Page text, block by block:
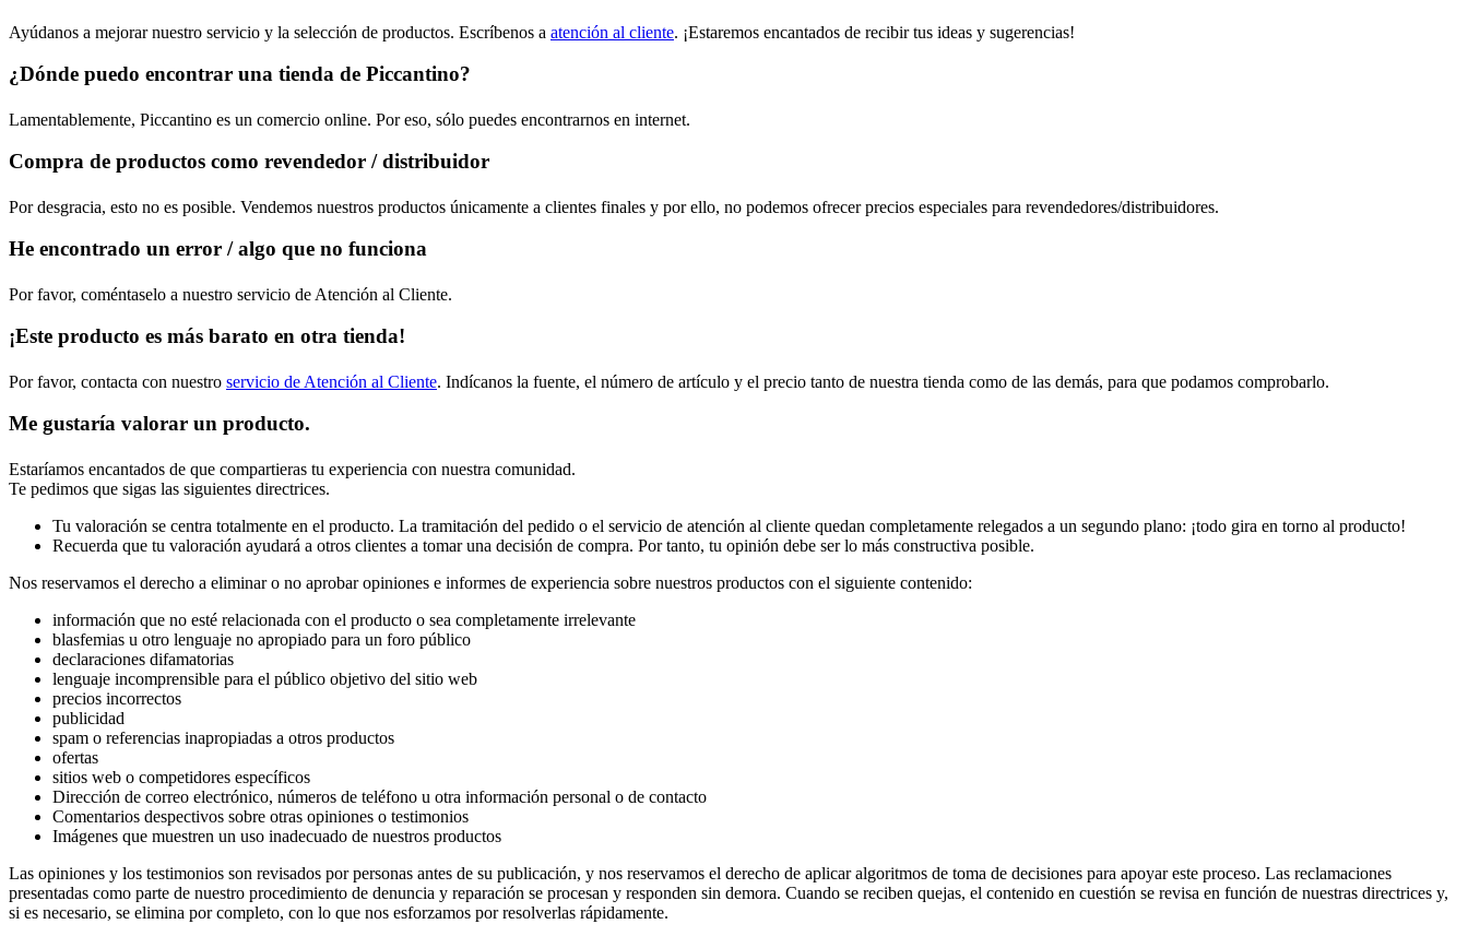
Ayúdanos a mejorar nuestro servicio y la selección de productos. Escríbenos a atención al cliente. ¡Estaremos encantados de recibir tus ideas y sugerencias!
¿Dónde puedo encontrar una tienda de Piccantino?
Lamentablemente, Piccantino es un comercio online. Por eso, sólo puedes encontrarnos en internet.
Compra de productos como revendedor / distribuidor
Por desgracia, esto no es posible. Vendemos nuestros productos únicamente a clientes finales y por ello, no podemos ofrecer precios especiales para revendedores/distribuidores.
He encontrado un error / algo que no funciona
Por favor, coméntaselo a nuestro servicio de Atención al Cliente.
¡Este producto es más barato en otra tienda!
Por favor, contacta con nuestro servicio de Atención al Cliente. Indícanos la fuente, el número de artículo y el precio tanto de nuestra tienda como de las demás, para que podamos comprobarlo.
Me gustaría valorar un producto.
Estaríamos encantados de que compartieras tu experiencia con nuestra comunidad.
Te pedimos que sigas las siguientes directrices.
Tu valoración se centra totalmente en el producto. La tramitación del pedido o el servicio de atención al cliente quedan completamente relegados a un segundo plano: ¡todo gira en torno al producto!
Recuerda que tu valoración ayudará a otros clientes a tomar una decisión de compra. Por tanto, tu opinión debe ser lo más constructiva posible.
Nos reservamos el derecho a eliminar o no aprobar opiniones e informes de experiencia sobre nuestros productos con el siguiente contenido:
información que no esté relacionada con el producto o sea completamente irrelevante
blasfemias u otro lenguaje no apropiado para un foro público
declaraciones difamatorias
lenguaje incomprensible para el público objetivo del sitio web
precios incorrectos
publicidad
spam o referencias inapropiadas a otros productos
ofertas
sitios web o competidores específicos
Dirección de correo electrónico, números de teléfono u otra información personal o de contacto
Comentarios despectivos sobre otras opiniones o testimonios
Imágenes que muestren un uso inadecuado de nuestros productos
Las opiniones y los testimonios son revisados por personas antes de su publicación, y nos reservamos el derecho de aplicar algoritmos de toma de decisiones para apoyar este proceso. Las reclamaciones
presentadas como parte de nuestro procedimiento de denuncia y reparación se procesan y responden sin demora. Cuando se reciben quejas, el contenido en cuestión se revisa en función de nuestras directrices y,
si es necesario, se elimina por completo, con lo que nos esforzamos por resolverlas rápidamente.